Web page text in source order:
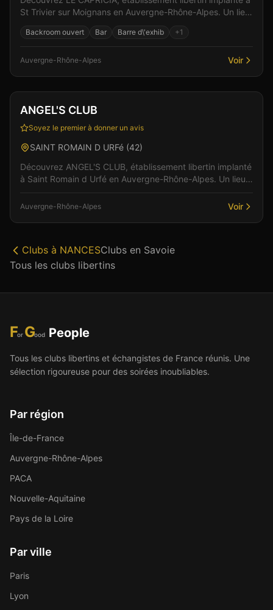
St Trivier sur Moignans en Auvergne-Rhône-Alpes. Un lieu
Backroom ouvert Bar Barre d\'exhib +1
Auvergne-Rhône-Alpes Voir
Club Restaurant
ANGEL'S CLUB
Soyez le premier à donner un avis
SAINT ROMAIN D URFé (42)
Découvrez ANGEL'S CLUB, établissement libertin implanté
à Saint Romain d Urfé en Auvergne-Rhône-Alpes. Un lieu
Auvergne-Rhône-Alpes Voir
Clubs à NANCESClubs en Savoie
Tous les clubs libertins
For Good People
Tous les clubs libertins et échangistes de France réunis. Une
sélection rigoureuse pour des soirées inoubliables.
Par région
Île-de-France
Auvergne-Rhône-Alpes
PACA
Nouvelle-Aquitaine
Pays de la Loire
Par ville
Paris
Lyon